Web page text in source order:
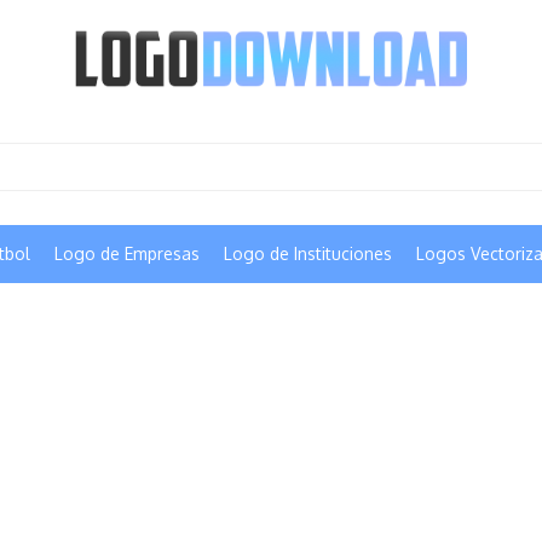
Logo de Empresas Logo de Instituciones Logos